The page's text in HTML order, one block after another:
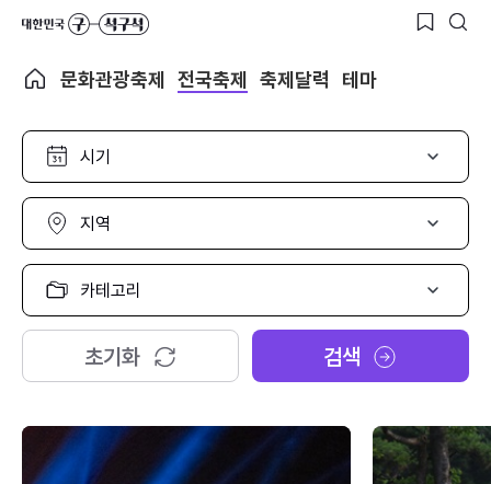
문화관광축제 전국축제 축제달력 테마
시
선
택
지
선
택
카
고
리
택
초기화 검색